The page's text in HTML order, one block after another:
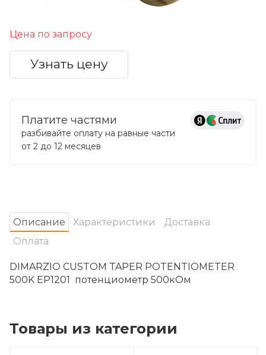
Цена по запросу
Узнать цену
Платите частями
разбивайте оплату на равные части
от 2 до 12 месяцев
Oписание Характеристики
Доставка
Оплата
DIMARZIO CUSTOM TAPER POTENTIOMETER
500K EP1201 потенциометр 500кОм
Товары из категории